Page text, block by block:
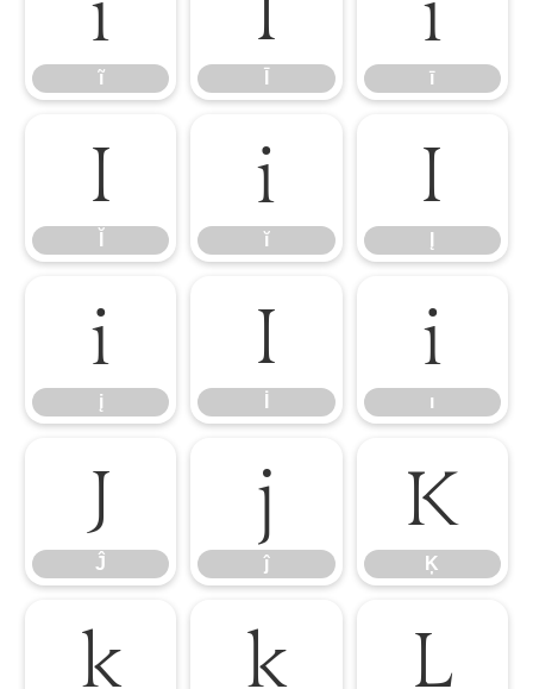
ĩ ī
Ĭ ĭ
ĭ
Į
į
į
İ ı
ı
Ĵ
Ĵ
ĵ
ĵ
Ķ
Ķ
ķ ĸ Ĺ